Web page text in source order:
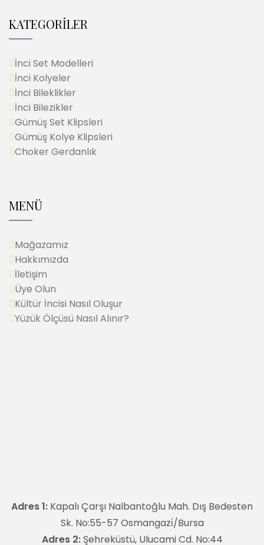
KATEGORİLER
İnci Set Modelleri
İnci Kolyeler
İnci Bileklikler
İnci Bilezikler
Gümüş Set Klipsleri
Gümüş Kolye Klipsleri
Choker Gerdanlık
MENÜ
Mağazamız
Hakkımızda
İletişim
Üye Olun
Kültür İncisi Nasıl Oluşur
Yüzük Ölçüsü Nasıl Alınır?
Adres 1: Kapalı Çarşı Nalbantoğlu Mah. Dış Bedesten
Sk. No:55-57 Osmangazi̇/Bursa
Adres 2:Şehreküstü, Ulucami Cd. No:44